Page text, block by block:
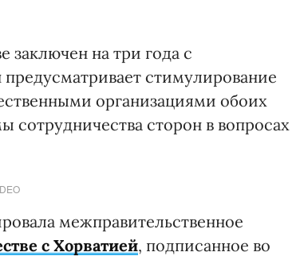
на три года с
стимулирование
организациями обоих
сотрудничества сторон в вопросах
межправительственное
с Хорватией, подписанное во